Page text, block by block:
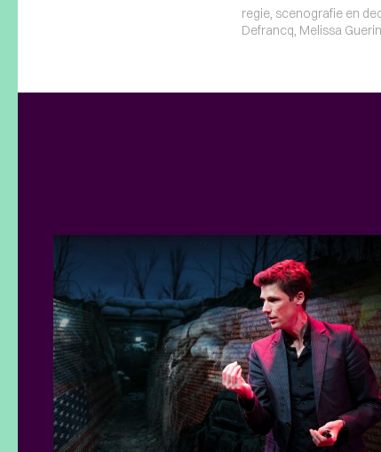
regie, scenografie en
Defrancq, Melissa